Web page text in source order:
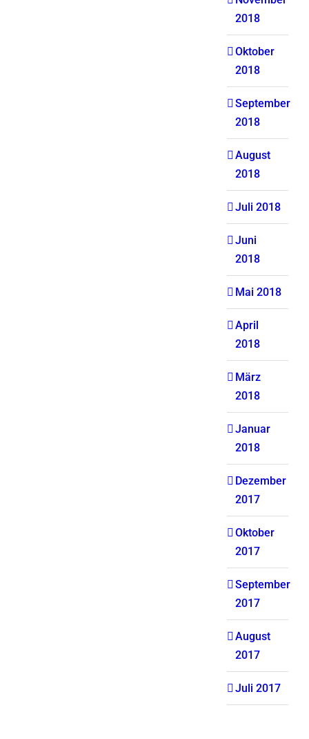
2018
Oktober
2018
September
2018
August
2018
Juli 2018
Juni
2018
Mai 2018
April
2018
März
2018
Januar
2018
Dezember
2017
Oktober
2017
September
2017
August
2017
Juli 2017